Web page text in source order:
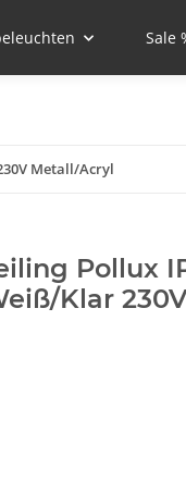
Sale
Metall/Acryl
Pollux
Klar